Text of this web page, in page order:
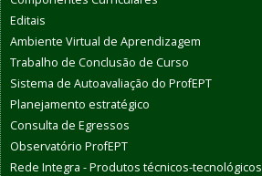
Editais
Ambiente Virtual de Aprendizagem
Trabalho de Conclusão de Curso
Sistema de Autoavaliação do ProfEPT
Planejamento estratégico
Consulta de Egressos
Observatório ProfEPT
Rede Integra - Produtos técnicos-tecnológicos